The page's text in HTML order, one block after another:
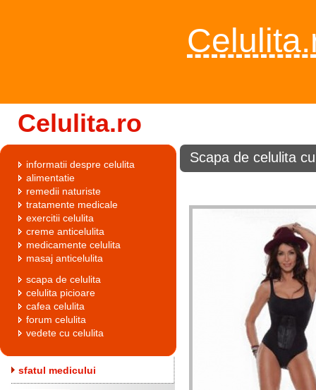
Celulita.ro
Scapa de celulita
informatii despre celulita
alimentatie
remedii naturiste
tratamente medicale
exercitii celulita
creme anticelulita
medicamente celulita
masaj anticelulita
scapa de celulita
celulita picioare
cafea celulita
forum celulita
vedete cu celulita
sfatul medicului